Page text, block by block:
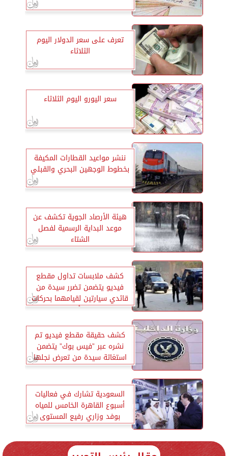
تعرف على سعر الدولار اليوم
الثلاثاء
سعر اليورو اليوم الثلاثاء
ننشر مواعيد القطارات المكيفة
بخطوط الوجهين البحري والقبلي
هيئة الأرصاد الجوية تكشف عن
موعد البداية الرسمية لفصل
الشتاء
كشف ملابسات تداول مقطع
فيديو يتضمن تضرر سيدة من
قائدي سيارتين لقيامهما بحركات
استعراضية بأحد الميادين
كشف حقيقة مقطع فيديو تم
نشره عبر ”فيس بوك” يتضمن
استغاثة سيدة من تعرض نجلها
للضرب حال تواجده داخل
السعودية تشارك في فعاليات
أسبوع القاهرة الخامس للمياه
بوفد وزاري رفيع المستوى